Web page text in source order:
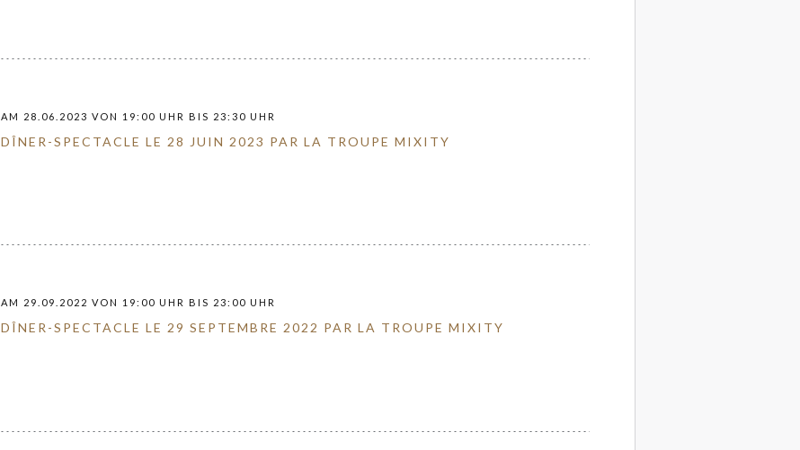
AM 28.06.2023 VON 19:00 UHR BIS 23:30 UHR
DÎNER-SPECTACLE LE 28 JUIN 2023 PAR LA TROUPE MIXITY
AM 29.09.2022 VON 19:00 UHR BIS 23:00 UHR
DÎNER-SPECTACLE LE 29 SEPTEMBRE 2022 PAR LA TROUPE MIXITY